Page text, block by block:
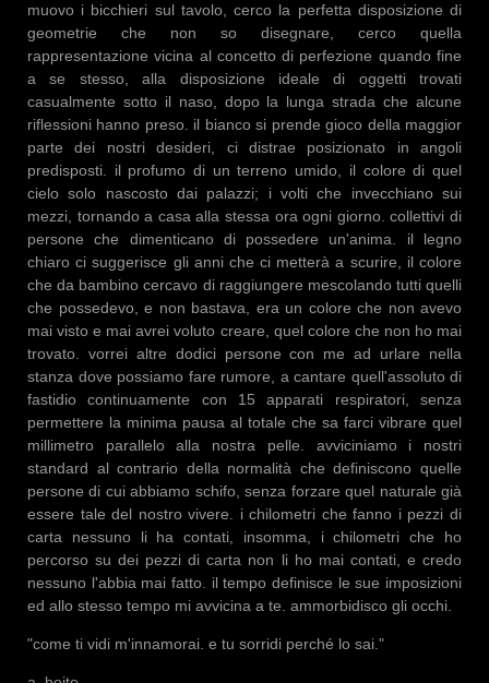
muovo i bicchieri sul tavolo, cerco la perfetta disposizione di
geometrie che non so disegnare, cerco quella
rappresentazione vicina al concetto di perfezione quando fine
a se stesso, alla disposizione ideale di oggetti trovati
casualmente sotto il naso, dopo la lunga strada che alcune
riflessioni hanno preso. il bianco si prende gioco della maggior
parte dei nostri desideri, ci distrae posizionato in angoli
predisposti. il profumo di un terreno umido, il colore di quel
cielo solo nascosto dai palazzi; i volti che invecchiano sui
mezzi, tornando a casa alla stessa ora ogni giorno. collettivi di
persone che dimenticano di possedere un'anima. il legno
chiaro ci suggerisce gli anni che ci metterà a scurire, il colore
che da bambino cercavo di raggiungere mescolando tutti quelli
che possedevo, e non bastava, era un colore che non avevo
mai visto e mai avrei voluto creare, quel colore che non ho mai
trovato. vorrei altre dodici persone con me ad urlare nella
stanza dove possiamo fare rumore, a cantare quell'assoluto di
fastidio continuamente con 15 apparati respiratori, senza
permettere la minima pausa al totale che sa farci vibrare quel
millimetro parallelo alla nostra pelle. avviciniamo i nostri
standard al contrario della normalità che definiscono quelle
persone di cui abbiamo schifo, senza forzare quel naturale già
essere tale del nostro vivere. i chilometri che fanno i pezzi di
carta nessuno li ha contati, insomma, i chilometri che ho
percorso su dei pezzi di carta non li ho mai contati, e credo
nessuno l'abbia mai fatto. il tempo definisce le sue imposizioni
ed allo stesso tempo mi avvicina a te. ammorbidisco gli occhi.
"come ti vidi m'innamorai. e tu sorridi perché lo sai."